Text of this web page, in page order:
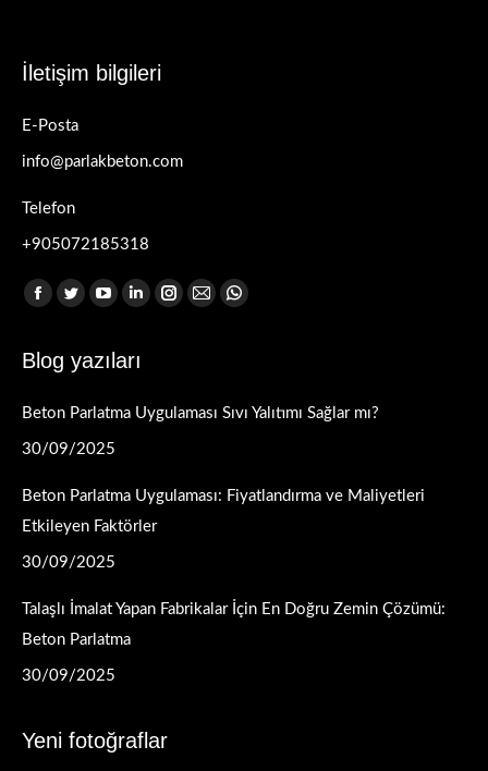
İletişim bilgileri
E-Posta
info@parlakbeton.com
Telefon
+905072185318
Find us on:
Facebook
opens
new
window
Twitter
opens
new
window
YouTube
opens
new
window
Linkedin
opens
new
Instagram
new
Mail
new
Whatsapp
new
Blog yazıları
Beton Parlatma Uygulaması Sıvı Yalıtımı Sağlar mı?
30/09/2025
Beton Parlatma Uygulaması: Fiyatlandırma ve Maliyetleri
Etkileyen Faktörler
30/09/2025
Talaşlı İmalat Yapan Fabrikalar İçin En Doğru Zemin Çözümü:
Beton Parlatma
30/09/2025
Yeni fotoğraflar